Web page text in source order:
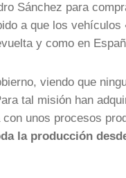
Sánchez para
a que los
y como en
viendo que
tal misión han
unos procesos
la producción